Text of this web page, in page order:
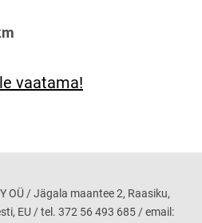
vaatama!
OÜ / Jägala maantee 2, Raasiku,
EU / tel. 372 56 493 685 / email: